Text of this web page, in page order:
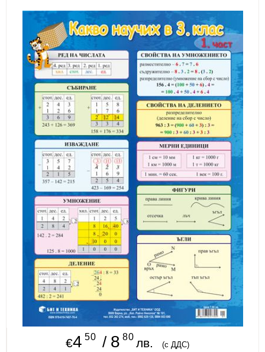
ИЗКУСТВА
СПОРТ
МЕБЕЛИ И ОБОРУДВАНЕ
КАНЦЕЛАРСКИ МАТЕРИАЛИ
КНИГИ И УЧЕБНИЦИ
БДП
НОВИ
ПРОМОЦИИ
S.T.E.M.
ИНСТРУМЕНТИ
€4 50 / 8 80 лв. (с ДДС)